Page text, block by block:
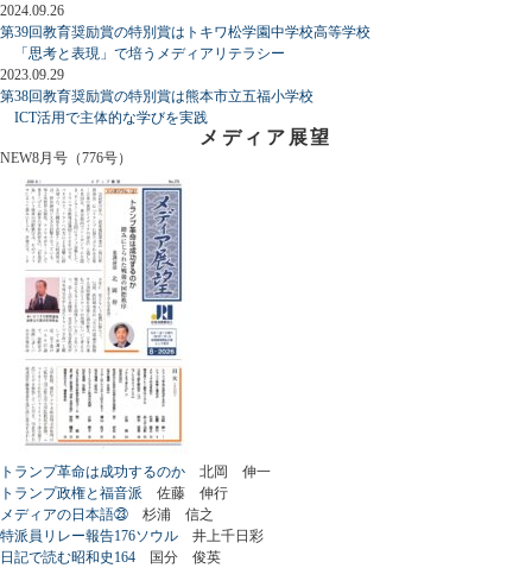
2024.09.26
第39回教育奨励賞の特別賞はトキワ松学園中学校高等学校
「思考と表現」で培うメディアリテラシー
2023.09.29
第38回教育奨励賞の特別賞は熊本市立五福小学校
ICT活用で主体的な学びを実践
メディア展望
NEW8月号（776号）
トランプ革命は成功するのか 北岡 伸一
トランプ政権と福音派 佐藤 伸行
メディアの日本語㉓ 杉浦 信之
特派員リレー報告176ソウル 井上千日彩
日記で読む昭和史164 国分 俊英